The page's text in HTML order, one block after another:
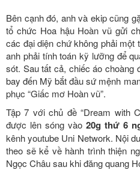
Bên cạnh đó, anh và ekip cũng
tổ chức Hoa hậu Hoàn vũ gửi
các đại diện chứ không phải
anh phải tính toán kỹ lưỡng để
sót. Sau tất cả, chiếc áo choàng
bay đến Mỹ bắt đầu sứ mệnh
phục “Giấc mơ Hoàn vũ”.
Tập 7 với chủ đề “Dream with
được lên sóng vào 20g thứ 6
kênh youtube Uni Network. Nội
theo sẽ kể về hành trình thiện
Ngọc Châu sau khi đăng quang